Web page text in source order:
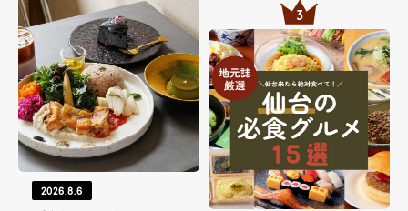
2026.8.6